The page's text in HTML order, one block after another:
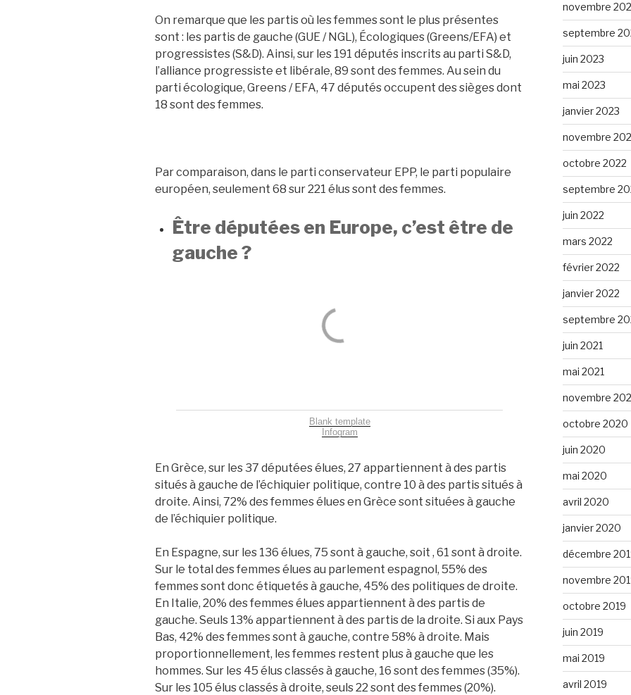
On remarque que les partis où les femmes sont le plus présentes
sont : les partis de gauche (GUE / NGL), Écologiques (Greens/EFA) et
progressistes (S&D). Ainsi, sur les 191 députés inscrits au parti S&D,
l’alliance progressiste et libérale, 89 sont des femmes. Au sein du
parti écologique, Greens / EFA, 47 députés occupent des sièges dont
18 sont des femmes.
Par comparaison, dans le parti conservateur EPP, le parti populaire
européen, seulement 68 sur 221 élus sont des femmes.
Être députées en Europe, c’est être de
gauche ?
Blank template
Infogram
En Grèce, sur les 37 députées élues, 27 appartiennent à des partis
situés à gauche de l’échiquier politique, contre 10 à des partis situés à
droite. Ainsi, 72% des femmes élues en Grèce sont situées à gauche
de l’échiquier politique.
En Espagne, sur les 136 élues, 75 sont à gauche, soit , 61 sont à droite.
Sur le total des femmes élues au parlement espagnol, 55% des
femmes sont donc étiquetés à gauche, 45% des politiques de droite.
En Italie, 20% des femmes élues appartiennent à des partis de
gauche. Seuls 13% appartiennent à des partis de la droite. Si aux Pays
Bas, 42% des femmes sont à gauche, contre 58% à droite. Mais
proportionnellement, les femmes restent plus à gauche que les
hommes. Sur les 45 élus classés à gauche, 16 sont des femmes (35%).
Sur les 105 élus classés à droite, seuls 22 sont des femmes (20%).
novembre
septembre
juin 2023
mai 2023
janvier 2023
novembre
octobre 2022
septembre
juin 2022
mars 2022
février 2022
janvier 2022
septembre
juin 2021
mai 2021
novembre
octobre 2020
juin 2020
mai 2020
avril 2020
janvier 2020
décembre
novembre
octobre 2019
juin 2019
mai 2019
avril 2019